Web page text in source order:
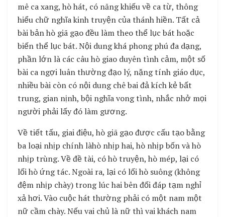
mê ca xang, hò hát, có năng khiếu về ca từ, thông
hiểu chữ nghĩa kinh truyện của thánh hiền. Tất cả
bài bản hò giã gạo đều làm theo thể lục bát hoặc
biến thể lục bát. Nội dung khá phong phú đa dạng,
phần lớn là các câu hò giao duyên tình cảm, một số
bài ca ngợi luân thường đạo lý, nặng tính giáo dục,
nhiều bài còn có nội dung chê bai đả kích kẻ bất
trung, gian nịnh, bội nghĩa vong tình, nhắc nhở mọi
người phải lấy đó làm gương.
Về tiết tấu, giai điệu, hò giã gạo được cấu tạo bằng
ba loại nhịp chính làhò nhịp hai, hò nhịp bốn và hò
nhịp trùng. Về đề tài, có hò truyện, hò mép, lại có
lối hò ứng tác. Ngoài ra, lại có lối hò suông (không
đệm nhịp chày) trong lúc hai bên đối đáp tạm nghỉ
xả hơi. Vào cuộc hát thường phải có một nam một
nữ cầm chày. Nếu vai chủ là nữ thì vai khách nam